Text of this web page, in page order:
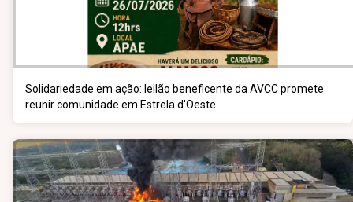
Solidariedade em ação: leilão beneficente da AVCC promete
reunir comunidade em Estrela d'Oeste